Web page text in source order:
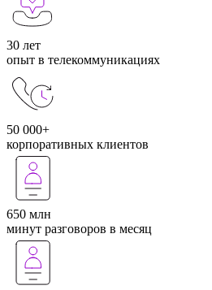
30 лет
опыт в телекоммуникациях
50 000+
корпоративных клиентов
650 млн
минут разговоров в месяц